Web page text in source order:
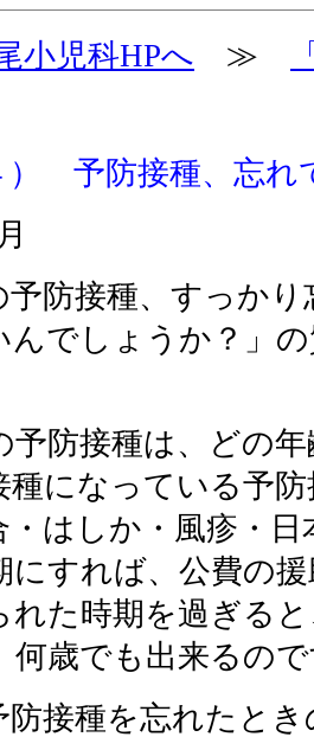
小児科HPへ ≫
） 予防接種、忘れ
予防接種、すっか
んでしょうか？」
防接種は、どの
種になっている予
・はしか・風疹・
にすれば、公費の
れた時期を過ぎる
何歳でも出来るの
接種を忘れたとき